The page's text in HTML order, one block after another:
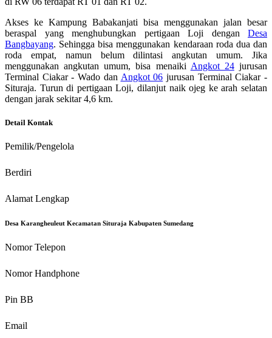
Akses ke Kampung Babakanjati bisa menggunakan jalan besar
beraspal yang menghubungkan pertigaan Loji dengan Desa
Bangbayang. Sehingga bisa menggunakan kendaraan roda dua dan
roda empat, namun belum dilintasi angkutan umum. Jika
menggunakan angkutan umum, bisa menaiki Angkot 24jurusan
Terminal Ciakar - Wado dan Angkot 06 jurusan Terminal Ciakar -
Situraja. Turun di pertigaan Loji, dilanjut naik ojeg ke arah selatan
dengan jarak sekitar 4,6 km.
Detail Kontak
Pemilik/Pengelola
Berdiri
Alamat Lengkap
Desa Karangheuleut Kecamatan Situraja Kabupaten Sumedang
Nomor Telepon
Nomor Handphone
Pin BB
Email